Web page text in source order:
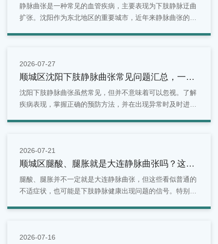
静脉曲张是一种常见的血管疾病，主要表现为下肢静脉迂曲
扩张。沈阳作为东北地区的重要城市，近年来静脉曲张的发
2026-07-27
顺城区沈阳下肢静脉曲张常见问题汇总，一文
看懂
沈阳下肢静脉曲张虽然常见，但并不意味着可以忽视。了解
疾病表现，掌握正确的预防方法，并在出现异常时及时进行
2026-07-21
顺城区腿酸、腿胀就是大连静脉曲张吗？这些
症状别忽视
腿酸、腿胀并不一定就是大连静脉曲张，但这些看似普通的
不适症状，也可能是下肢静脉健康出现问题的信号。特别是
2026-07-16